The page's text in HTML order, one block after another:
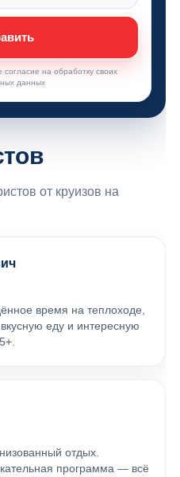
на обработку своих
данных
от круизов на
время на теплоходе,
еду и интересную
отдых.
программа — всё